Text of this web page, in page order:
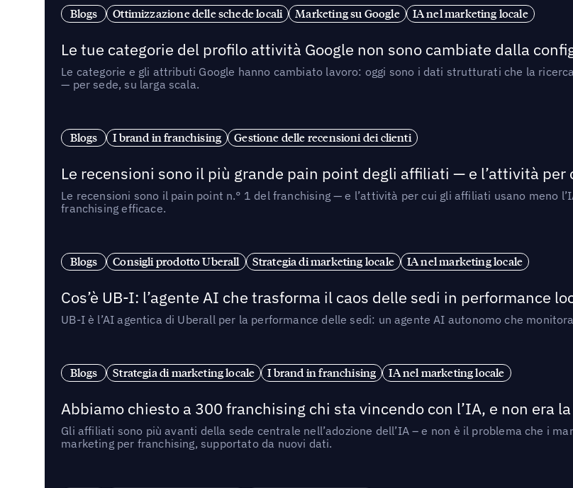
Blogs Ottimizzazione delle schede locali Marketing su Google IA nel marketing locale
Le tue categorie del profilo attività Google non sono cambiate dalla
Le categorie e gli attributi Google hanno cambiato lavoro: oggi sono i dati strutturati che la
— per sede, su larga scala.
Blogs I brand in franchising Gestione delle recensioni dei clienti
Le recensioni sono il più grande pain point degli affiliati — e l’attività per
Le recensioni sono il pain point n.° 1 del franchising — e l’attività per cui gli affiliati usano meno
franchising efficace.
Blogs Consigli prodotto Uberall Strategia di marketing locale IA nel marketing locale
Cos’è UB-I: l’agente AI che trasforma il caos delle sedi in performance
UB-I è l’AI agentica di Uberall per la performance delle sedi: un agente AI autonomo che
Blogs Strategia di marketing locale I brand in franchising IA nel marketing locale
Abbiamo chiesto a 300 franchising chi sta vincendo con l’IA, e non era
Gli affiliati sono più avanti della sede centrale nell’adozione dell’IA – e non è il problema che i
marketing per franchising, supportato da nuovi dati.